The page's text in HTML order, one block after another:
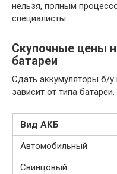
нельзя, полным
специалисты.
Скупочные цены
батареи
Сдать аккумуляторы б/
зависит от типа батареи.
Вид АКБ
Автомобильный
Свинцовый